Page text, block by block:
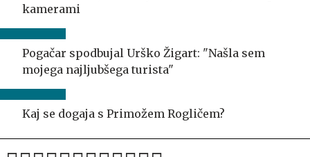
kamerami
Pogačar spodbujal Urško Žigart: "Našla sem
mojega najljubšega turista"
Kaj se dogaja s Primožem Rogličem?